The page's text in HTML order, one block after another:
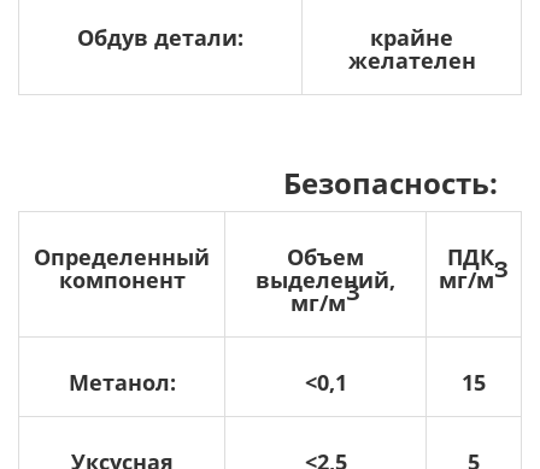
Обдув детали: крайне
желателен
Безопасность:
Определенный
компонент
Объем
выделений,
мг/мЗ
ПДК,
мг/мЗ
Метанол: <0,1 15
Уксусная <2,5 5